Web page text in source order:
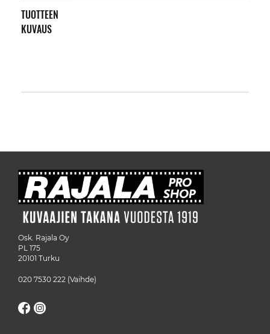
TUOTTEEN
KUVAUS
Osk. Rajala Oy
PL 175
20101 Turku
020 7530 222 (Vaihde)